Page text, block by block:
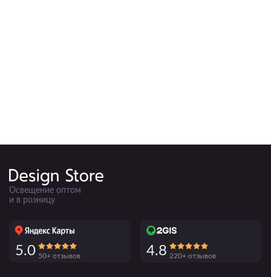
Освещение оптом
и в розницу
5.0 50+ отзывов 4.8 220+ отзывов